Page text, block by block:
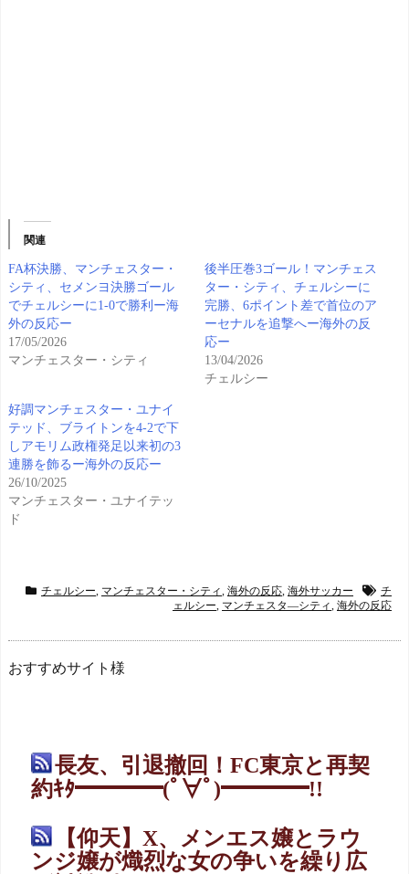
関連
FA杯決勝、マンチェスター・
シティ、セメンヨ決勝ゴール
でチェルシーに1-0で勝利ー海
外の反応ー
17/05/2026
マンチェスター・シティ
後半圧巻3ゴール！マンチェス
ター・シティ、チェルシーに
完勝、6ポイント差で首位のア
ーセナルを追撃へー海外の反
応ー
13/04/2026
チェルシー
好調マンチェスター・ユナイ
テッド、ブライトンを4-2で下
しアモリム政権発足以来初の3
連勝を飾るー海外の反応ー
26/10/2025
マンチェスター・ユナイテッ
ド
チェルシー, マンチェスター・シティ, 海外の反応, 海外サッカー
チ
ェルシー, マンチェスタ―シティ, 海外の反応
おすすめサイト様
長友、引退撤回！FC東京と再契
約ｷﾀ━━━━(ﾟ∀ﾟ)━━━━!!
【仰天】X、メンエス嬢とラウ
ンジ嬢が熾烈な女の争いを繰り広